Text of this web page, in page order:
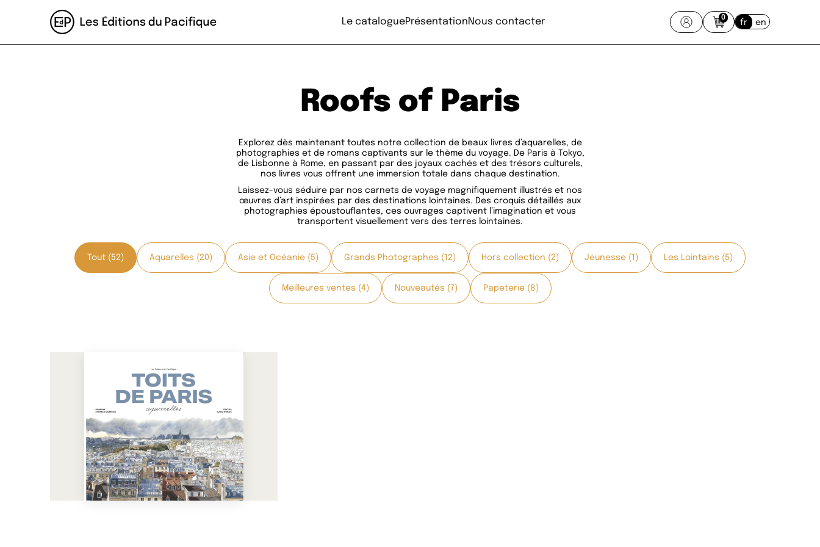
Le cataloguePrésentationNous contacter 0
fr en
Roofs of Paris
Explorez dès maintenant toutes notre collection de beaux livres d’aquarelles, de
photographies et de romans captivants sur le thème du voyage. De Paris à Tokyo,
de Lisbonne à Rome, en passant par des joyaux cachés et des trésors culturels,
nos livres vous offrent une immersion totale dans chaque destination.
Laissez-vous séduire par nos carnets de voyage magnifiquement illustrés et nos
œuvres d’art inspirées par des destinations lointaines. Des croquis détaillés aux
photographies époustouflantes, ces ouvrages captivent l’imagination et vous
transportent visuellement vers des terres lointaines.
Tout (52) Aquarelles (20) Asie et Océanie (5) Grands Photographes (12) Hors collection (2) Jeunesse (1) Les Lointains (5)
Meilleures ventes (4) Nouveautés (7) Papeterie (8)
Toits de Paris Aquarelles
En voir plus